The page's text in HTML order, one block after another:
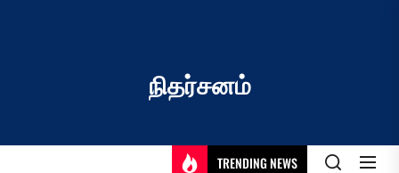
நிதர்சனம்
TRENDING NEWS